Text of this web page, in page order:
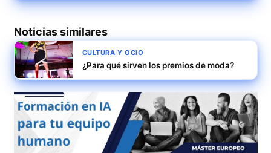
Noticias similares
CULTURA Y OCIO
¿Para qué sirven los premios de moda?